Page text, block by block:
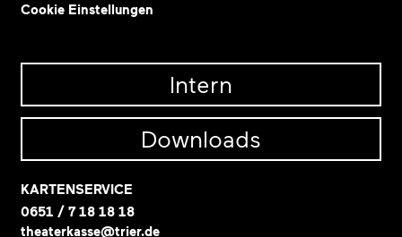
Cookie Einstellungen
Intern
Downloads
KARTENSERVICE
0651 / 7 18 18 18
theaterkasse@trier.de